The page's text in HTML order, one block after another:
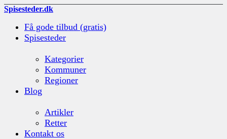
Spisesteder.dk
Få gode tilbud (gratis)
Spisesteder
Kategorier
Kommuner
Regioner
Blog
Artikler
Retter
Kontakt os